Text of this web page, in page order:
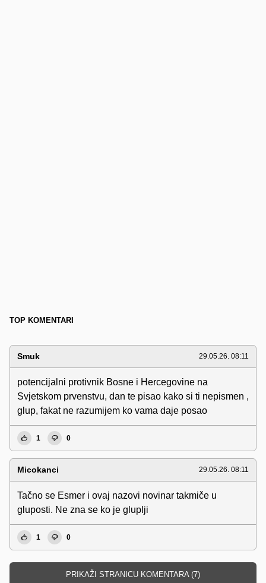
TOP KOMENTARI
Smuk 29.05.26. 08:11
potencijalni protivnik Bosne i Hercegovine na
Svjetskom prvenstvu, dan te pisao kako si ti nepismen ,
glup, fakat ne razumijem ko vama daje posao
1 0
Micokanci 29.05.26. 08:11
Tačno se Esmer i ovaj nazovi novinar takmiče u
gluposti. Ne zna se ko je gluplji
1 0
PRIKAŽI STRANICU KOMENTARA (7)